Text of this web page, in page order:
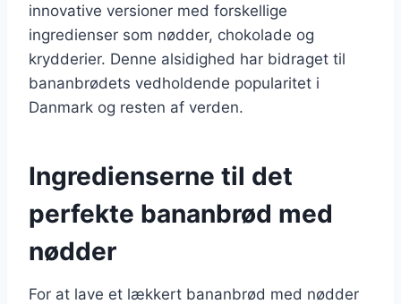
innovative versioner med forskellige
ingredienser som nødder, chokolade og
krydderier. Denne alsidighed har bidraget til
bananbrødets vedholdende popularitet i
Danmark og resten af verden.
Ingredienserne til det
perfekte bananbrød med
nødder
For at lave et lækkert bananbrød med nødder